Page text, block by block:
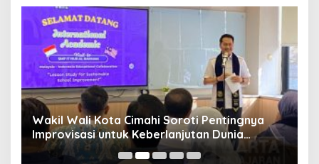
Wakil Wali Kota Cimahi Soroti Pentingnya
Improvisasi untuk Keberlanjutan Dunia
Pendidikan